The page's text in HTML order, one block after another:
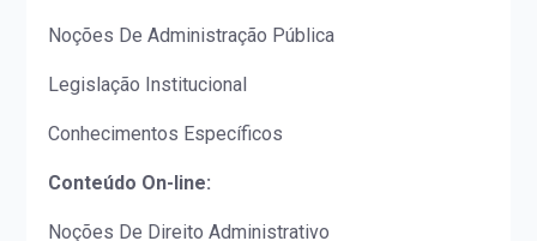
Noções De Administração Pública
Legislação Institucional
Conhecimentos Específicos
Conteúdo On-line:
Noções De Direito Administrativo